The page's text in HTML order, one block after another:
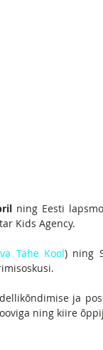
ning Eesti
Kids Agency.
Tähe Kool) ning
ja
ning kiire